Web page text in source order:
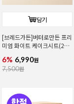
담기
[브레드가든]버터로만든 프리
미엄 화이트 케이크시트(2호/
6% 6,990원
7,500원